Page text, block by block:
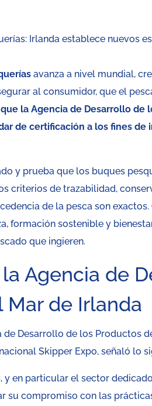
avanza a nivel mundial,
al consumidor, que el
la Agencia de Desarrollo de
de certificación a los fines
y prueba que los buques
criterios de trazabilidad,
de la pesca son
formación sostenible y
que ingieren.
Agencia de
Mar de Irlanda
de Desarrollo de los Productos
Skipper Expo, señaló lo
y en particular el sector
su compromiso con las